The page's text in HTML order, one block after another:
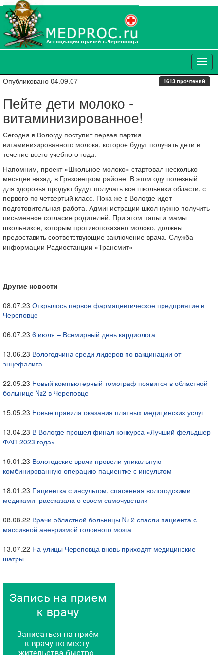
Опубликовано 04.09.07 1613 прочтений
Пейте дети молоко -
витаминизированное!
Сегодня в Вологду поступит первая партия
витаминизированного молока, которое будут получать дети в
течение всего учебного года.
Напомним, проект «Школьное молоко» стартовал несколько
месяцев назад, в Грязовецком районе. В этом оду полезный
для здоровья продукт будут получать все школьники области, с
первого по четвертый класс. Пока же в Вологде идет
подготовительная работа. Администрации школ нужно получить
письменное согласие родителей. При этом папы и мамы
школьников, которым противопоказано молоко, должны
предоставить соответствующие заключение врача. Служба
информации Радиостанции «Трансмит»
Другие новости
08.07.23 Открылось первое фармацевтическое предприятие в
Череповце
06.07.23 6 июля – Всемирный день кардиолога
13.06.23 Вологодчина среди лидеров по вакцинации от
энцефалита
22.05.23 Новый компьютерный томограф появится в областной
больнице №2 в Череповце
15.05.23 Новые правила оказания платных медицинских услуг
13.04.23 В Вологде прошел финал конкурса «Лучший фельдшер
ФАП 2023 года»
19.01.23 Вологодские врачи провели уникальную
комбинированную операцию пациентке с инсультом
18.01.23 Пациентка с инсультом, спасенная вологодскими
медиками, рассказала о своем самочувствии
08.08.22 Врачи областной больницы № 2 спасли пациента с
массивной аневризмой головного мозга
13.07.22 На улицы Череповца вновь приходят медицинские
шатры